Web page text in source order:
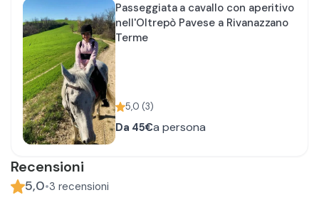
Passeggiata a cavallo con aperitivo
nell'Oltrepò Pavese a Rivanazzano
Terme
5,0 (3)
Da 45€a persona
Recensioni
5,0•3 recensioni